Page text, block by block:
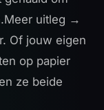
Meer uitleg →
Of jouw eigen
op papier
ze beide